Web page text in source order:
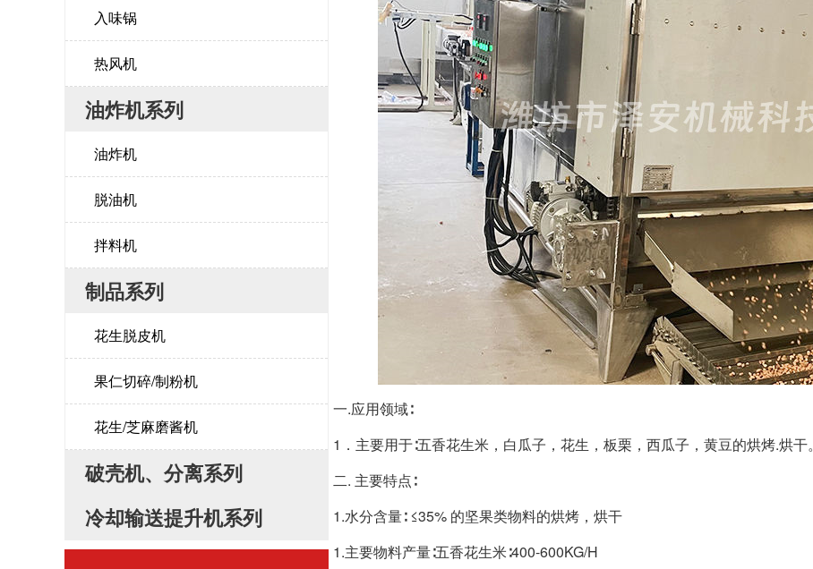
入味锅
热风机
油炸机系列
油炸机
脱油机
拌料机
制品系列
花生脱皮机
果仁切碎/制粉机
花生/芝麻磨酱机
破壳机、分离系列
冷却输送提升机系列
一.应用领域∶
1．主要用于∶五香花生米，白瓜子，花生，板栗，西瓜子，黄豆的烘烤.烘干。
二. 主要特点∶
1.水分含量∶ ≤35% 的坚果类物料的烘烤，烘干
1.主要物料产量∶五香花生米∶400-600KG/H